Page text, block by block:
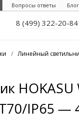
Вопросы ответы Блог
8 (499) 322-20-84
/ Линейный
HOKASU
IP65 —